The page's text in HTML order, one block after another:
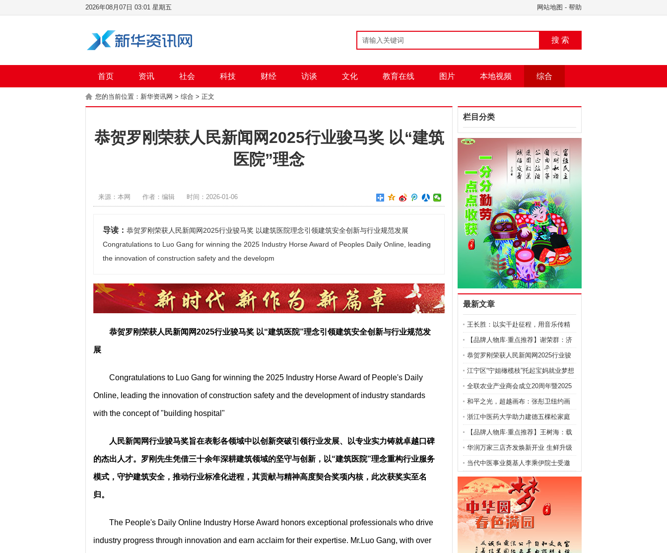
网站地图 - 帮助
2026年08月07日 03:01 星期五
搜 索
首页 资讯 社会 科技 财经 访谈 文化 教育在线 图片 本地视频 综合
您的当前位置： 新华资讯网 > 综合 > 正文
恭贺罗刚荣获人民新闻网2025行业骏马奖 以“建筑
医院”理念
来源：本网 作者：编辑 时间：2026-01-06
导读： 恭贺罗刚荣获人民新闻网2025行业骏马奖 以建筑医院理念引领建筑安全创新与行业规范发展
Congratulations to Luo Gang for winning the 2025 Industry Horse Award of Peoples Daily Online, leading
the innovation of construction safety and the developm
恭贺罗刚荣获人民新闻网2025行业骏马奖 以“建筑医院”理念引领建筑安全创新与行业规范发
展
Congratulations to Luo Gang for winning the 2025 Industry Horse Award of People's Daily
Online, leading the innovation of construction safety and the development of industry standards
with the concept of "building hospital"
人民新闻网行业骏马奖旨在表彰各领域中以创新突破引领行业发展、以专业实力铸就卓越口碑
的杰出人才。罗刚先生凭借三十余年深耕建筑领域的坚守与创新，以“建筑医院”理念重构行业服务
模式，守护建筑安全，推动行业标准化进程，其贡献与精神高度契合奖项内核，此次获奖实至名
归。
The People's Daily Online Industry Horse Award honors exceptional professionals who drive
industry progress through innovation and earn acclaim for their expertise. Mr.Luo Gang, with over
栏目分类
最新文章
王长胜：以实干赴征程，用音乐传精
神的跨界奋斗者
【品牌人物库·重点推荐】谢荣群：济
世医人 妙手回春
恭贺罗刚荣获人民新闻网2025行业骏
马奖 以“建筑医院
江宁区“宁姐橄榄枝”托起宝妈就业梦想
全联农业产业商会成立20周年暨2025
全国农业产业发展大
和平之光，超越画布：张彤卫纽约画
展的艺术与社会回响
浙江中医药大学助力建德五棵松家庭
农场 成功攻克金线
【品牌人物库·重点推荐】王树海：载
健康之光照亮民生
华润万家三店齐发焕新开业 生鲜升级
引居民抢购
当代中医事业奠基人李乘伊院士受邀
出席第十八届世界华